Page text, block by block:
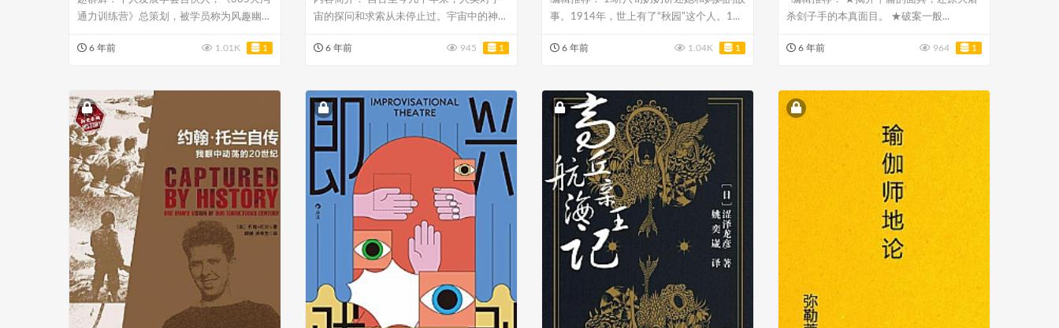
通力训练营》总策划，被学员称为风趣幽
6 年前 1.01K 1
宙的探问和求索从未停止过。宇宙中的神奇
6 年前 945 1
事。1914年，世上有了“秋园”这个人。1...
6 年前 1.04K 1
杀刽子手的本真面目。 ★破案一般...
6 年前 964 1